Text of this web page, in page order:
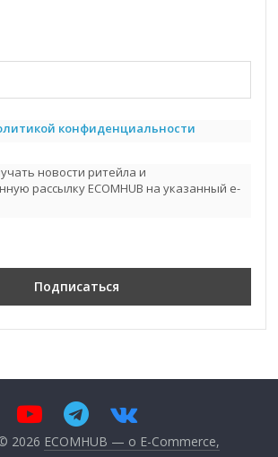
конфиденциальности
новости ритейла и
рассылку ECOMHUB на указанный e-
2026 ECOMHUB — о E-Commerce,